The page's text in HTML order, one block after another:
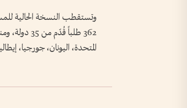
362 طلباً
المتحدة، اليونان، جورجيا،